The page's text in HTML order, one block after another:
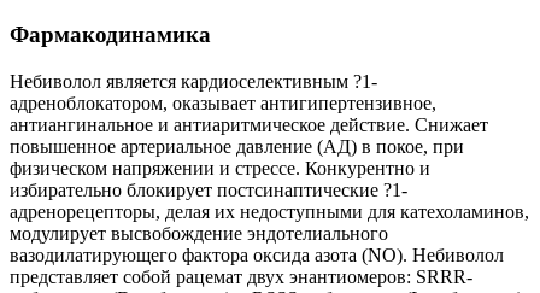
Фармакодинамика
Небиволол является кардиоселективным ?1-
адреноблокатором, оказывает антигипертензивное,
антиангинальное и антиаритмическое действие. Снижает
повышенное артериальное давление (АД) в покое, при
физическом напряжении и стрессе. Конкурентно и
избирательно блокирует постсинаптические ?1-
адренорецепторы, делая их недоступными для катехоламинов,
модулирует высвобождение эндотелиального
вазодилатирующего фактора оксида азота (NO). Небиволол
представляет собой рацемат двух энантиомеров: SRRR-